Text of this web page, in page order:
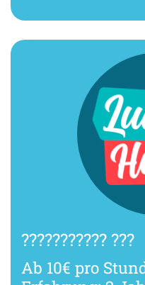
??????????? ???
Ab 10€ pro